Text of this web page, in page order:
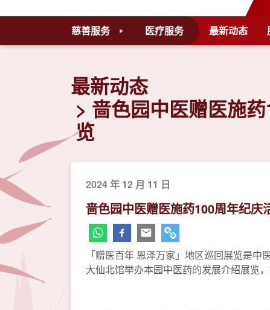
慈善服务 医疗服务 最新动态
最新动态
啬色园中医赠医施
览
2024 年 12 月 11 日
啬色园中医赠医施药100周年纪
「赠医百年 恩泽万家」地区巡回展览是
大仙北馆举办本园中医药的发展介绍展览